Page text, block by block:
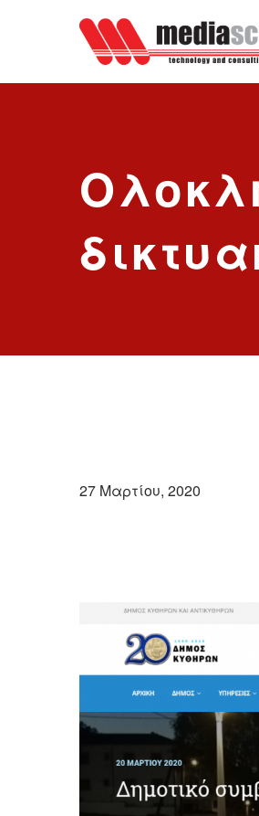
27 Μαρτίου, 2020